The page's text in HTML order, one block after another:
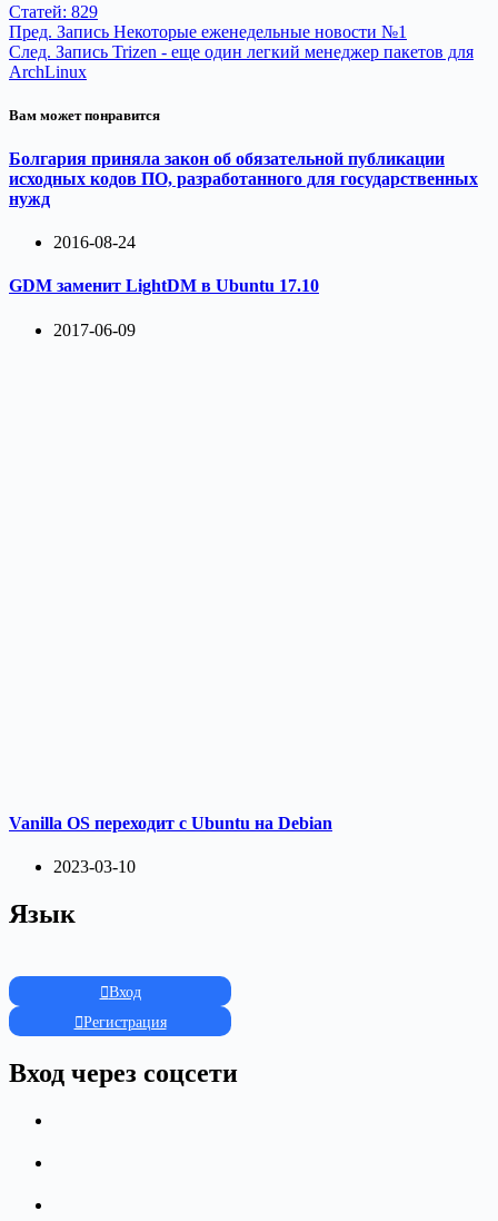
Статей: 829
Пред. Запись Некоторые еженедельные новости №1
След. Запись Trizen - еще один легкий менеджер пакетов для
ArchLinux
Вам может понравится
Болгария приняла закон об обязательной публикации
исходных кодов ПО, разработанного для государственных
нужд
2016-08-24
GDM заменит LightDM в Ubuntu 17.10
2017-06-09
Vanilla OS переходит с Ubuntu на Debian
2023-03-10
Язык
Вход
Регистрация
Вход через соцсети